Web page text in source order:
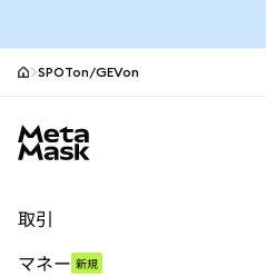
SPOTon/GEVon
取引
マネー 新規